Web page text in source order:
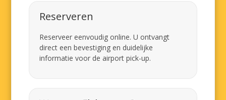
Reserveren
Reserveer eenvoudig online. U ontvangt
direct een bevestiging en duidelijke
informatie voor de airport pick-up.